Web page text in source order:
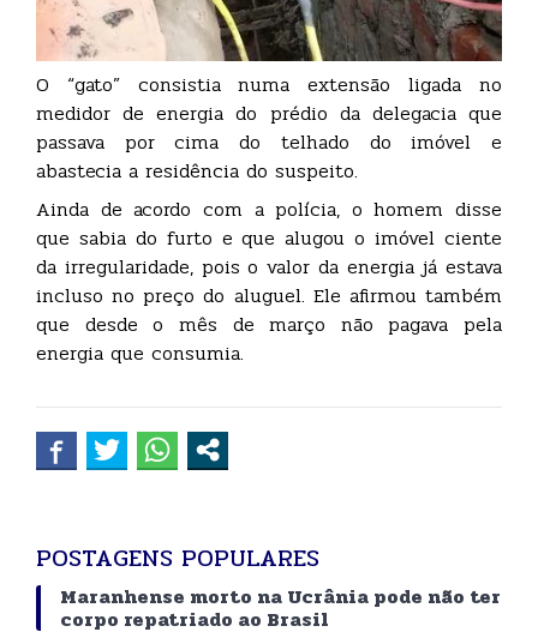
O “gato” consistia numa extensão ligada no
medidor de energia do prédio da delegacia que
passava por cima do telhado do imóvel e
abastecia a residência do suspeito.
Ainda de acordo com a polícia, o homem disse
que sabia do furto e que alugou o imóvel ciente
da irregularidade, pois o valor da energia já estava
incluso no preço do aluguel. Ele afirmou também
que desde o mês de março não pagava pela
energia que consumia.
POSTAGENS POPULARES
Maranhense morto na Ucrânia pode não ter
corpo repatriado ao Brasil